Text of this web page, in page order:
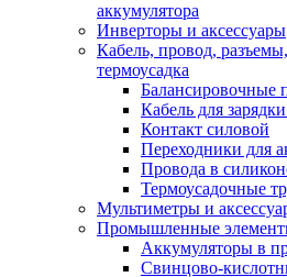
аккумулятора
Инверторы и аксессуары
Кабель, провод,
термоусадка
Балансировочные
Кабель для
Контакт силовой
Переходники для
Провода в
Термоусадочные
Мультиметры и
Промышленные
Аккумуляторы в
Свинцово-